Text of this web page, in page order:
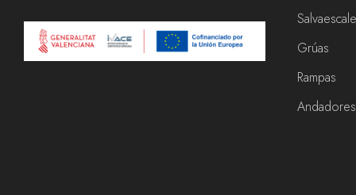
Grúas
Rampas
Andadores